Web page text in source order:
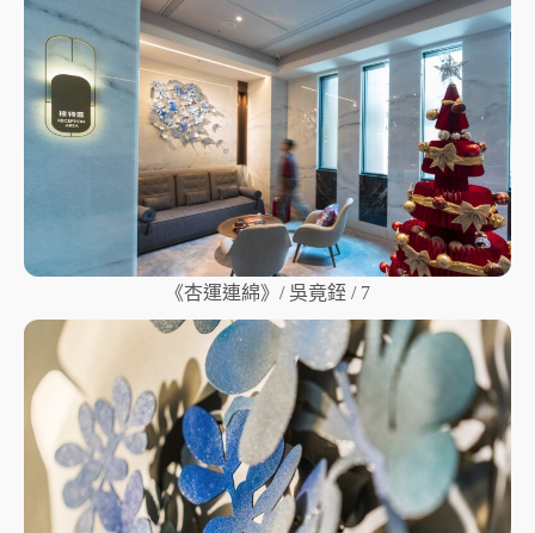
《杏運連綿》/ 吳竟銍 / 7